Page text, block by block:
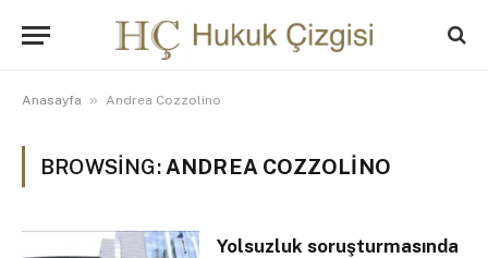
Anasayfa » Andrea Cozzolino
BROWSING: ANDREA COZZOLINO
Yolsuzluk soruşturmasında